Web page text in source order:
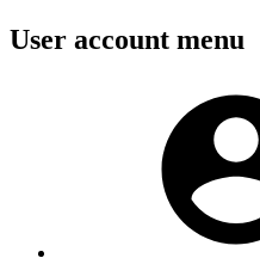
Перейти
к
User account menu